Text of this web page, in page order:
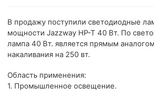
В продажу поступили светодиодные
мощности Jazzway HP-T 40 Вт. По
лампа 40 Вт. является прямым
накаливания на 250 вт.
Область применения:
1. Промышленное освещение.